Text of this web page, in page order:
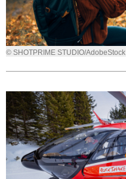
© SHOTPRIME STUDIO/AdobeStock